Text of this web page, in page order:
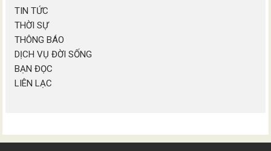
TIN TỨC
THỜI SỰ
THÔNG BÁO
DỊCH VỤ ĐỜI SỐNG
BẠN ĐỌC
LIÊN LẠC